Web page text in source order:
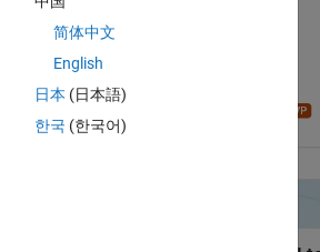
il 24 Giu 2020
简体中文
English
日本 (日本語)
한국 (한국어)